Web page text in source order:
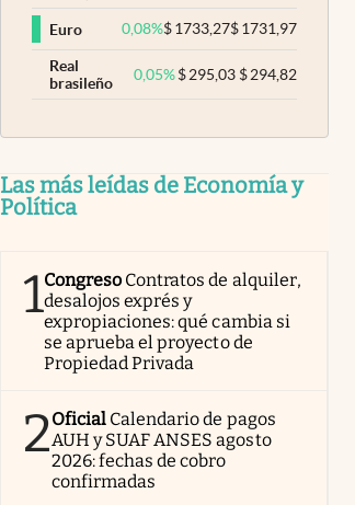
Euro 0,08%$1733,27$1731,97
Real
brasileño
0,05% $295,03 $294,82
Las más leídas de Economía y
Política
1Congreso Contratos de alquiler,
desalojos exprés y
expropiaciones: qué cambia si
se aprueba el proyecto de
Propiedad Privada
2Oficial Calendario de pagos
AUH y SUAF ANSES agosto
2026: fechas de cobro
confirmadas